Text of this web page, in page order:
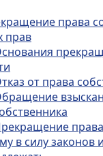
права
прав
от права
в силу законов